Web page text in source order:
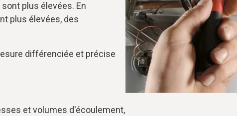
plus élevées. En
plus élevées, des
différenciée et précise
et volumes d'écoulement,